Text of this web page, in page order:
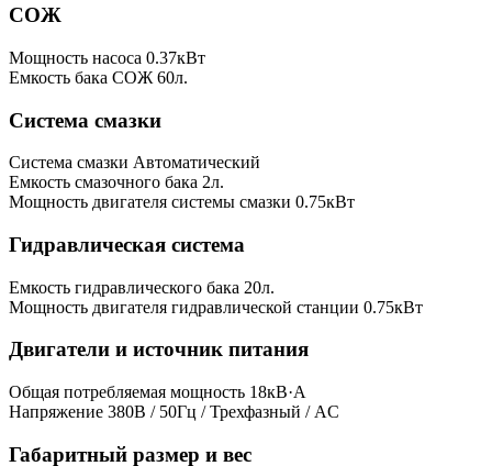
СОЖ
Мощность насоса 0.37кВт
Емкость бака СОЖ 60л.
Система смазки
Система смазки Автоматический
Емкость смазочного бака 2л.
Мощность двигателя системы смазки 0.75кВт
Гидравлическая система
Емкость гидравлического бака 20л.
Мощность двигателя гидравлической станции 0.75кВт
Двигатели и источник питания
Общая потребляемая мощность 18кВ·А
Напряжение 380В / 50Гц / Трехфазный / AC
Габаритный размер и вес